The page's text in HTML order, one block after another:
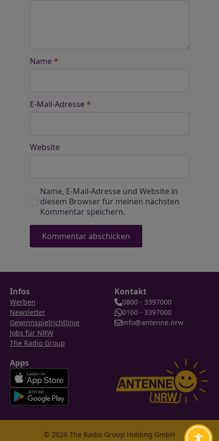
Name *
E-Mail-Adresse *
Website
Name, E-Mail-Adresse und Website in
diesem Browser für meinen nächsten
Kommentar speichern.
Infos
Werben
Newsletter
Gewinnspielrichtlinie
Jobs für NRW
The Radio Group
Kontakt
0800 - 3397000
0160 - 3397000
info@antenne.nrw
Apps
© 2026 The Radio Group Holding GmbH